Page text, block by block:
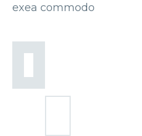
exea commodo